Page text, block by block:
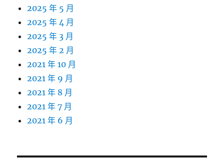
2025 年 5 月
2025 年 4 月
2025 年 3 月
2025 年 2 月
2021 年 10 月
2021 年 9 月
2021 年 8 月
2021 年 7 月
2021 年 6 月